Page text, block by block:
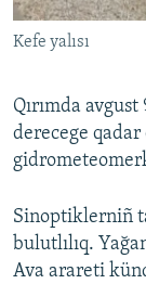
Українською
Kefe yalısı
Qırımda
derecege qadar
Sinoptiklerniñ
bulutlılıq.
Ava arareti